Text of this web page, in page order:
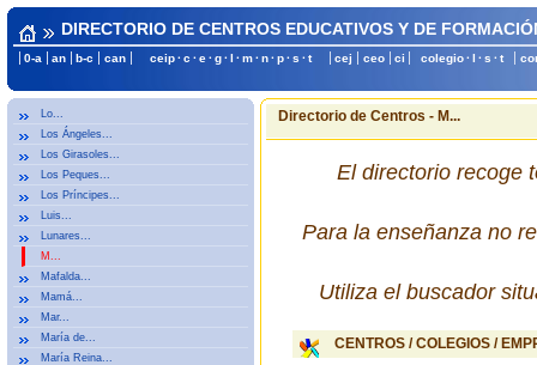
DIRECTORIO DE CENTROS EDUCATIVOS Y DE
0-a an b-c can ceip· c · e· g· l · m· n· p· s · t cej ceo ci colegio· l · s · t
Lo...
Los Ángeles...
Los Girasoles...
Los Peques...
Los Príncipes...
Luis...
Lunares...
M...
Mafalda...
Mamá...
Mar...
María de...
María Reina...
Directorio de Centros - M...
El directorio recoge
Para la enseñanza no
Utiliza el buscador
CENTROS / COLEGIOS /